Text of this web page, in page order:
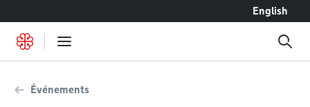
English
Événements